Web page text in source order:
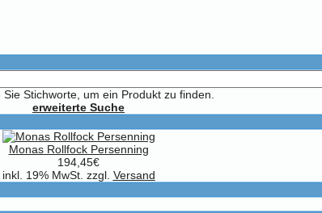
Sie Stichworte, um ein Produkt zu finden.
erweiterte Suche
Monas Rollfock Persenning
194,45€
inkl. 19% MwSt. zzgl. Versand